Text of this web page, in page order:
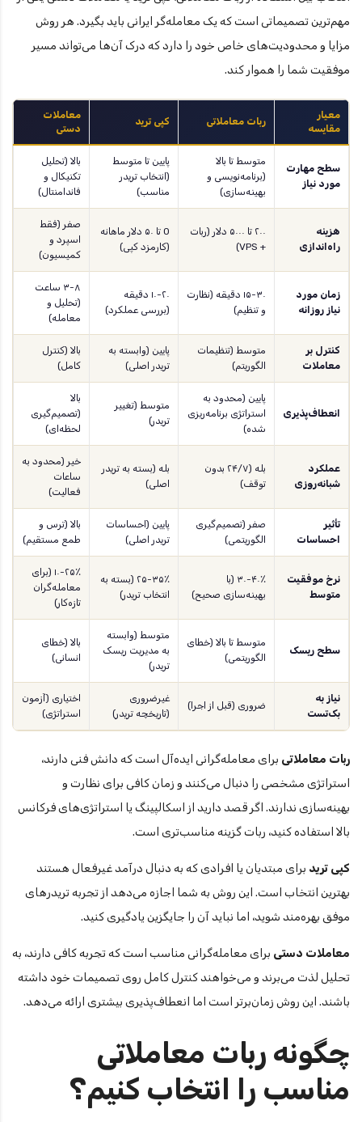
مهم‌ترین تصمیماتی است که یک معامله‌گر ایرانی باید بگیرد. هر روش
مزایا و محدودیت‌های خاص خود را دارد که درک آن‌ها می‌تواند مسیر
موفقیت شما را هموار کند.
معیار
مقایسه
ربات معاملاتی کپی ترید
معاملات
دستی
سطح مهارت
مورد نیاز
متوسط تا بالا
(برنامه‌نویسی و
بهینه‌سازی)
پایین تا متوسط
(انتخاب تریدر
مناسب)
بالا (تحلیل
تکنیکال و
فاندامنتال)
هزینه
راه‌اندازی
۲۰۰ تا ۵۰۰۰ دلار (ربات
+ VPS)
0 تا ۵۰ دلار ماهانه
(کارمزد کپی)
صفر (فقط
اسپرد و
کمیسیون)
زمان مورد
نیاز روزانه
۱۵-۳۰ دقیقه (نظارت
و تنظیم)
۱۰-۲۰ دقیقه
(بررسی عملکرد)
۳-۸ ساعت
(تحلیل و
معامله)
کنترل بر
معاملات
متوسط (تنظیمات
الگوریتم)
پایین (وابسته به
تریدر اصلی)
بالا (کنترل
کامل)
انعطاف‌پذیری
پایین (محدود به
استراتژی برنامه‌ریزی
شده)
متوسط (تغییر
تریدر)
بالا
(تصمیم‌گیری
لحظه‌ای)
عملکرد
شبانه‌روزی
بله (۲۴/۷ بدون
توقف)
بله (بسته به تریدر
اصلی)
خیر (محدود به
ساعات
فعالیت)
تأثیر
احساسات
صفر (تصمیم‌گیری
الگوریتمی)
پایین (احساسات
تریدر اصلی)
بالا (ترس و
طمع مستقیم)
نرخ موفقیت
متوسط
۳۰-۴۰٪ (با
بهینه‌سازی صحیح)
۲۵-۳۵٪ (بسته به
انتخاب تریدر)
۱۰-۲۵٪ (برای
معامله‌گران
تازه‌کار)
سطح ریسک
متوسط تا بالا (خطای
الگوریتمی)
متوسط (وابسته
به مدیریت ریسک
تریدر)
بالا (خطای
انسانی)
نیاز به
بک‌تست
ضروری (قبل از اجرا)
غیرضروری
(تاریخچه تریدر)
اختیاری (آزمون
استراتژی)
ربات معاملاتی برای معامله‌گرانی ایده‌آل است که دانش فنی دارند،
استراتژی مشخصی را دنبال می‌کنند و زمان کافی برای نظارت و
بهینه‌سازی ندارند. اگر قصد دارید از اسکالپینگ یا استراتژی‌های فرکانس
بالا استفاده کنید، ربات گزینه مناسب‌تری است.
کپی ترید برای مبتدیان یا افرادی که به دنبال درآمد غیرفعال هستند
بهترین انتخاب است. این روش به شما اجازه می‌دهد از تجربه تریدرهای
موفق بهره‌مند شوید، اما نباید آن را جایگزین یادگیری کنید.
معاملات دستی برای معامله‌گرانی مناسب است که تجربه کافی دارند، به
تحلیل لذت می‌برند و می‌خواهند کنترل کامل روی تصمیمات خود داشته
باشند. این روش زمان‌برتر است اما انعطاف‌پذیری بیشتری ارائه می‌دهد.
چگونه ربات معاملاتی
مناسب را انتخاب کنیم؟